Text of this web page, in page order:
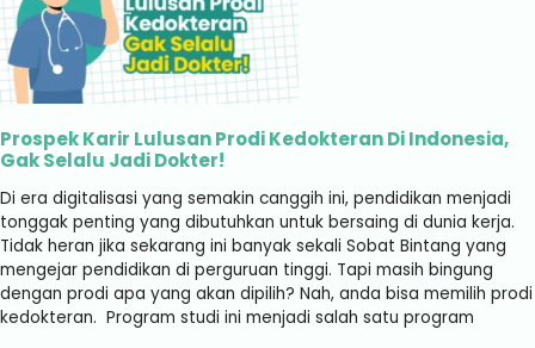
Prospek Karir Lulusan Prodi Kedokteran Di Indonesia,
Gak Selalu Jadi Dokter!
Di era digitalisasi yang semakin canggih ini, pendidikan menjadi
tonggak penting yang dibutuhkan untuk bersaing di dunia kerja.
Tidak heran jika sekarang ini banyak sekali Sobat Bintang yang
mengejar pendidikan di perguruan tinggi. Tapi masih bingung
dengan prodi apa yang akan dipilih? Nah, anda bisa memilih prodi
kedokteran. Program studi ini menjadi salah satu program